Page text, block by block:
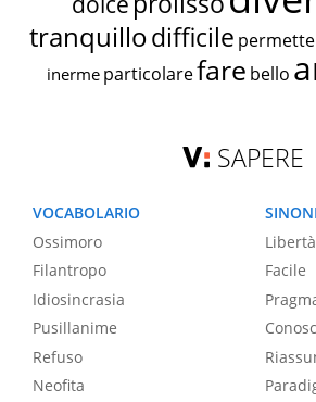
tranquillodifficile
inerme particolarefare bello
SAPERE
VOCABOLARIO
Ossimoro
Filantropo
Idiosincrasia
Pusillanime
Refuso
Neofita
Libertà
Facile